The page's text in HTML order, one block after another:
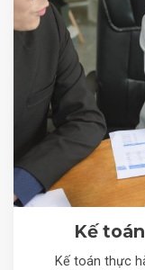
Kế
Kế toán thực